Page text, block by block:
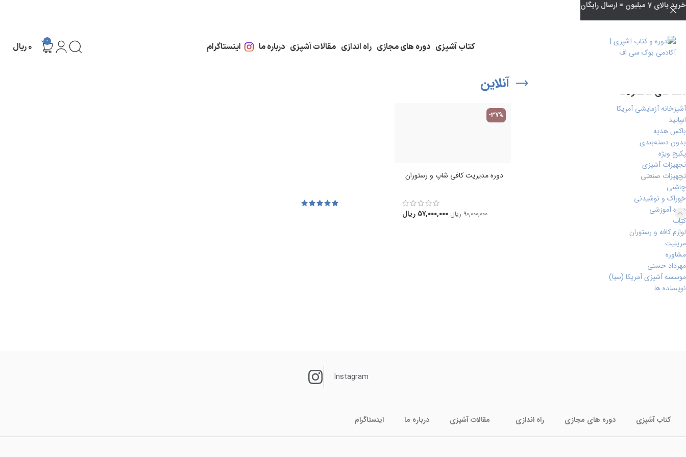
کتاب آشپزی دوره های مجازی راه اندازی مقالات آشپزی درباره ما اینستاگرام 0 ۰ریال
آنلاین
وضعیت موجودی
فروش ویژه
دسته‌های محصولات
آشپزخانه آزمایشی آمریکا
اساتید
باکس هدیه
بدون دسته‌بندی
پکیج ویژه
تجهیزات آشپزی
تجهیزات صنعتی
چاشنی
خوراک و نوشیدنی
دوره آموزشی
کتاب
لوازم کافه و رستوران
مرینیت
مشاوره
مهرداد حسنی
موسسه آشپزی آمریکا (سیا)
نویسنده ها
-37%
دوره مدیریت کافی شاپ و رستوران
۹۰,۰۰۰,۰۰۰ ریال ۵۷,۰۰۰,۰۰۰ ریال
Instagram
کتاب آشپزی دوره های مجازی راه اندازی مقالات آشپزی درباره ما اینستاگرام
خرید بالای 7 میلیون = ارسال رایگان